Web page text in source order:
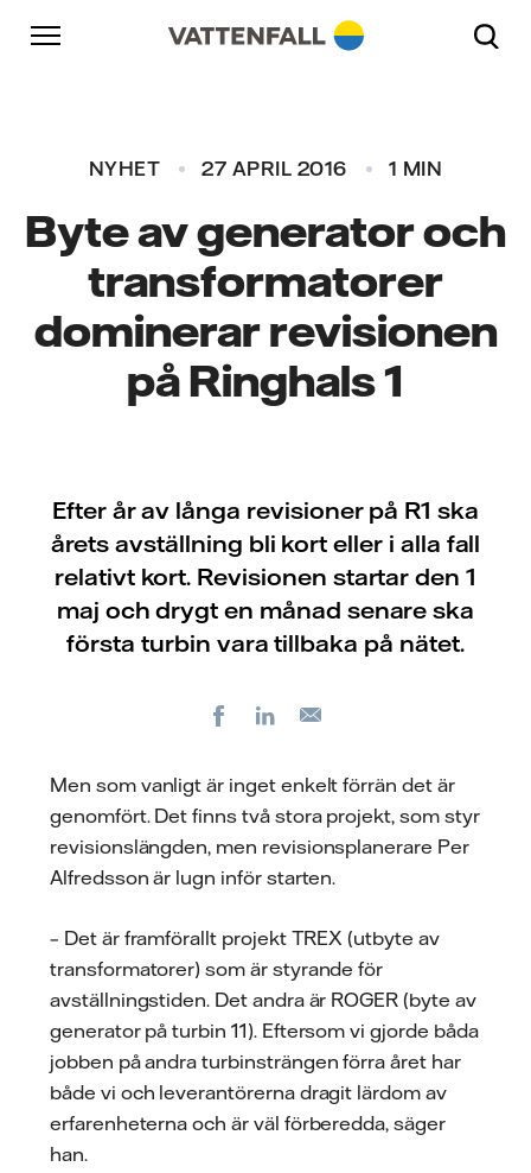
Skip to content
Gå till huvudnavigeringen
Gå till sidfoten
NYHET 27 APRIL 2016 1 MIN
Byte av generator och
transformatorer
dominerar revisionen
på Ringhals 1
Efter år av långa revisioner på R1 ska
årets avställning bli kort eller i alla fall
relativt kort. Revisionen startar den 1
maj och drygt en månad senare ska
första turbin vara tillbaka på nätet.
FacebookLinkedIn
Men som vanligt är inget enkelt förrän det är
genomfört. Det finns två stora projekt, som styr
revisionslängden, men revisionsplanerare Per
Alfredsson är lugn inför starten.
– Det är framförallt projekt TREX (utbyte av
transformatorer) som är styrande för
avställningstiden. Det andra är ROGER (byte av
generator på turbin 11). Eftersom vi gjorde båda
jobben på andra turbinsträngen förra året har
både vi och leverantörerna dragit lärdom av
erfarenheterna och är väl förberedda, säger
han.
Gå till huvudnavigeringen